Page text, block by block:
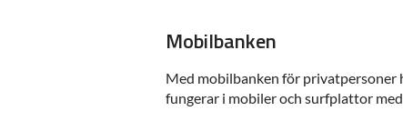
Mobilbanken
Med mobilbanken för privatpersoner
fungerar i mobiler och surfplattor